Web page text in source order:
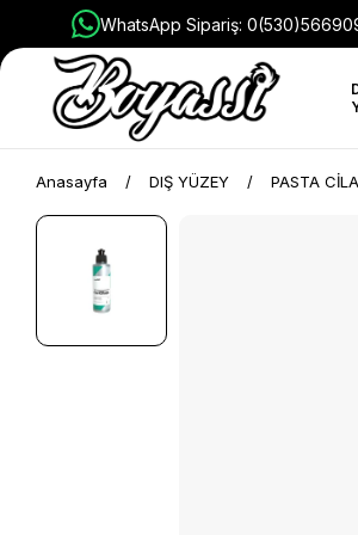
WhatsApp Sipariş:
Anasayfa DIŞ YÜZEY PASTA